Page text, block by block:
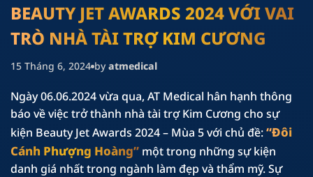
BEAUTY JET AWARDS 2024 VỚI VAI
TRÒ NHÀ TÀI TRỢ KIM CƯƠNG
15 Tháng 6, 2024 byatmedical
Ngày 06.06.2024 vừa qua, AT Medical hân hạnh thông
báo về việc trở thành nhà tài trợ Kim Cương cho sự
kiện Beauty Jet Awards 2024 – Mùa 5 với chủ đề:“Đôi
Cánh Phượng Hoàng” một trong những sự kiện
danh giá nhất trong ngành làm đẹp và thẩm mỹ. Sự